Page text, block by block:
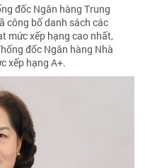
đốc Ngân hàng Trung
công bố danh sách các
mức xếp hạng cao nhất,
đốc Ngân hàng Nhà
xếp hạng A+.